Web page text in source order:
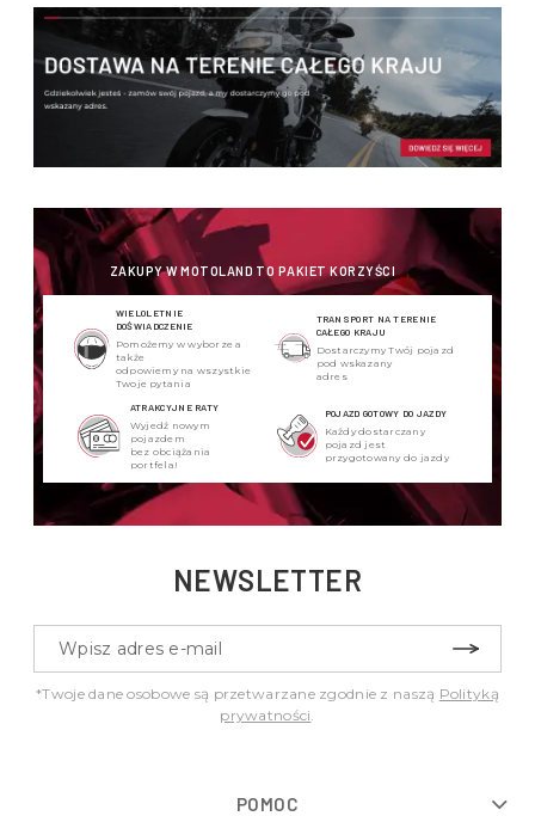
ZAKUPY W MOTOLAND TO PAKIET KORZYŚCI
WIELOLETNIE
DOŚWIADCZENIE
Pomożemy w wyborze a
także
odpowiemy na wszystkie
Twoje pytania
TRANSPORT NA TERENIE
CAŁEGO KRAJU
Dostarczymy Twój pojazd
pod wskazany
adres
ATRAKCYJNE RATY
Wyjedź nowym
pojazdem
bez obciążania
portfela!
POJAZD GOTOWY DO JAZDY
Każdy dostarczany
pojazd jest
przygotowany do jazdy
NEWSLETTER
*Twoje dane osobowe są przetwarzane zgodnie z naszą Polityką
prywatności
POMOC